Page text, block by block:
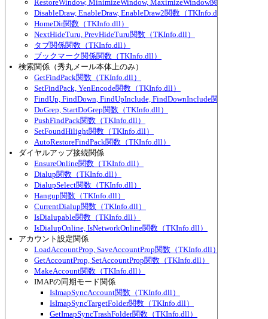
RestoreWindow, MinimizeWindow, MaximizeWindow関数（
DisableDraw, EnableDraw, EnableDraw2関数（TKInfo.dll）
HomeDir関数（TKInfo.dll）
NextHideTuru, PrevHideTuru関数（TKInfo.dll）
タブ関係関数（TKInfo.dll）
ブックマーク関係関数（TKInfo.dll）
検索関係（秀丸メール本体上のみ）
GetFindPack関数（TKInfo.dll）
SetFindPack, YenEncode関数（TKInfo.dll）
FindUp, FindDown, FindUpInclude, FindDownInclude関数（
DoGrep, StartDoGrep関数（TKInfo.dll）
PushFindPack関数（TKInfo.dll）
SetFoundHilight関数（TKInfo.dll）
AutoRestoreFindPack関数（TKInfo.dll）
ダイヤルアップ接続関係
EnsureOnline関数（TKInfo.dll）
Dialup関数（TKInfo.dll）
DialupSelect関数（TKInfo.dll）
Hangup関数（TKInfo.dll）
CurrentDialup関数（TKInfo.dll）
IsDialupable関数（TKInfo.dll）
IsDialupOnline, IsNetworkOnline関数（TKInfo.dll）
アカウント設定関係
LoadAccountProp, SaveAccountProp関数（TKInfo.dll）
GetAccountProp, SetAccountProp関数（TKInfo.dll）
MakeAccount関数（TKInfo.dll）
IMAPの同期モード関係
IsImapSyncAccount関数（TKInfo.dll）
IsImapSyncTargetFolder関数（TKInfo.dll）
GetImapSyncTrashFolder関数（TKInfo.dll）